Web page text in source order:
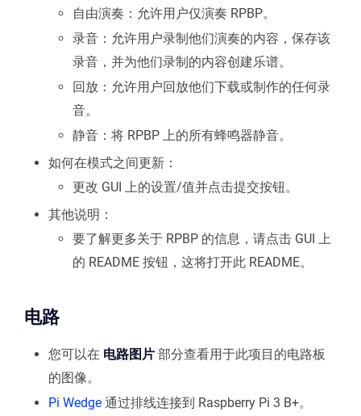
自由演奏：允许用户仅演奏 RPBP。
录音：允许用户录制他们演奏的内容，保存该
录音，并为他们录制的内容创建乐谱。
回放：允许用户回放他们下载或制作的任何录
音。
静音：将 RPBP 上的所有蜂鸣器静音。
如何在模式之间更新：
更改 GUI 上的设置/值并点击提交按钮。
其他说明：
要了解更多关于 RPBP 的信息，请点击 GUI 上
的 README 按钮，这将打开此 README。
电路
您可以在 电路图片 部分查看用于此项目的电路板
的图像。
Pi Wedge 通过排线连接到 Raspberry Pi 3 B+。